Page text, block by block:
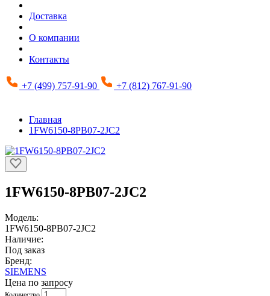
Доставка
О компании
Контакты
+7 (499) 757-91-90 +7 (812) 767-91-90
Главная
1FW6150-8PB07-2JC2
1FW6150-8PB07-2JC2
Модель:
1FW6150-8PB07-2JC2
Наличие:
Под заказ
Бренд:
SIEMENS
Цена по запросу